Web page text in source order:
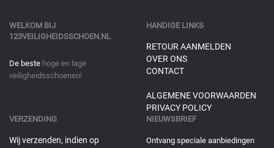
WELKOM BIJ
123VEILIGHEIDSSCHOEN.NL
De beste hoge en lage
veiligheidsschoenen!
HANDIGE LINKS
RETOUR AANMELDEN
OVER ONS
CONTACT
ALGEMENE VOORWAARDEN
PRIVACY POLICY
VERZENDING
Wij verzenden, indien op
NIEUWSBRIEF
Ontvang speciale aanbiedingen